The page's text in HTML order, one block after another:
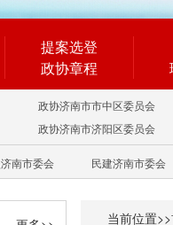
提案选登
政协章程
政协济南市市中区委员会
政协济南市济阳区委员会
南市委会 民建济南市委会
当前位置>>